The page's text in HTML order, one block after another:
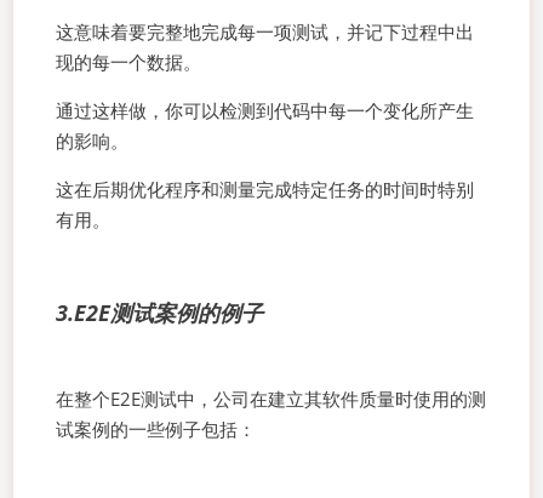
这意味着要完整地完成每一项测试，并记下过程中出
现的每一个数据。
通过这样做，你可以检测到代码中每一个变化所产生
的影响。
这在后期优化程序和测量完成特定任务的时间时特别
有用。
3.E2E测试案例的例子
在整个E2E测试中，公司在建立其软件质量时使用的测
试案例的一些例子包括：